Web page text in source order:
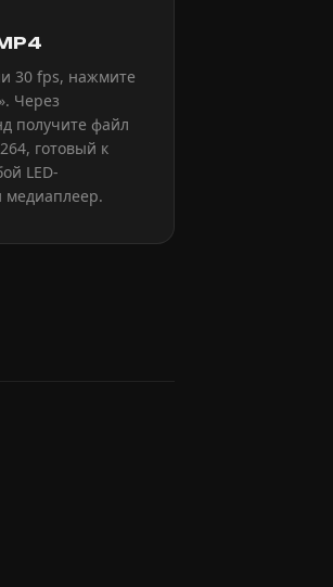
30 fps, нажмите
Через
получите файл
готовый к
LED-
медиаплеер.